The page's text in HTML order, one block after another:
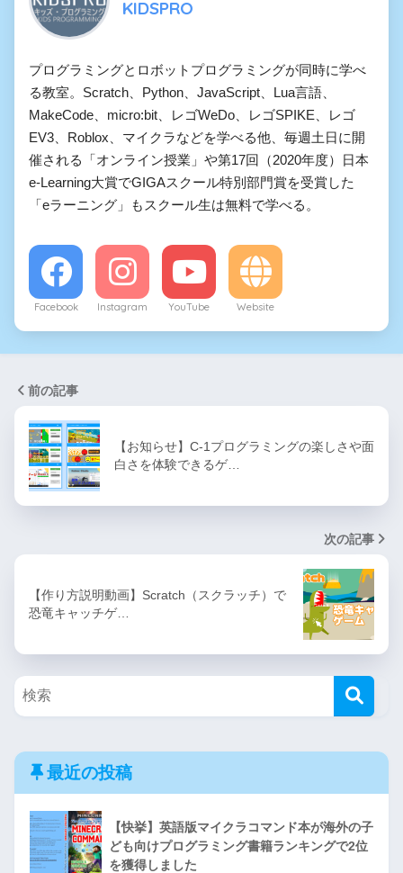
KIDSPRO
プログラミングとロボットプログラミングが同時に学べ
る教室。Scratch、Python、JavaScript、Lua言語、
MakeCode、micro:bit、レゴWeDo、レゴSPIKE、レゴ
EV3、Roblox、マイクラなどを学べる他、毎週土日に開
催される「オンライン授業」や第17回（2020年度）日本
e-Learning大賞でGIGAスクール特別部門賞を受賞した
「eラーニング」もスクール生は無料で学べる。
Facebook Instagram YouTube Website
前の記事
【お知らせ】C-1プログラミングの楽しさや面
白さを体験できるゲ…
次の記事
【作り方説明動画】Scratch（スクラッチ）で
恐竜キャッチゲ…
最近の投稿
【快挙】英語版マイクラコマンド本が海外の子
ども向けプログラミング書籍ランキングで2位
を獲得しました